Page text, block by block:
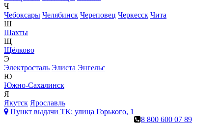
Ч
Чебоксары Челябинск Череповец Черкесск Чита
Ш
Шахты
Щ
Щёлково
Э
Электросталь Элиста Энгельс
Ю
Южно-Сахалинск
Я
Якутск Ярославль
Пункт выдачи ТК: улица Горького, 1
8 800 600 07 89